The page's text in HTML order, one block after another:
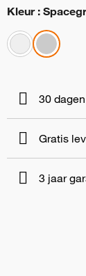
Kleur :
30
Gratis
3 jaar